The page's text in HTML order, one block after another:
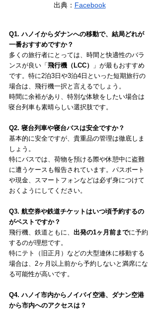
出典： Facebook
Q1. ハノイからダナンへの移動で、結局どれが
一番おすすめですか？
多くの旅行者にとっては、時間と快適性のバラ
ンスが良い「飛行機（LCC）
」が最もおすすめ
です。特に2泊3日や3泊4日といった短期旅行の
場合は、飛行機一択と言えるでしょう。
時間に余裕があり、特別な体験をしたい場合は
寝台列車も素晴らしい選択肢です。
Q2. 寝台列車や寝台バスは安全ですか？
基本的に安全ですが、貴重品の管理は徹底しま
しょう。
特にバスでは、荷物を預ける際や休憩中に盗難
に遭うケースも報告されています。パスポート
や現金、スマートフォンなどは必ず身につけて
おくようにしてください。
Q3. 航空券や鉄道チケットはいつ頃予約するの
がベストですか？
飛行機、鉄道ともに、 出発の1ヶ月前までに予約
するのが理想です。
特にテト（旧正月）などの大型連休に移動する
場合は、2ヶ月以上前から予約しないと満席にな
る可能性が高いです。
Q4. ハノイ市内からノイバイ空港、ダナン空港
から市内へのアクセスは？